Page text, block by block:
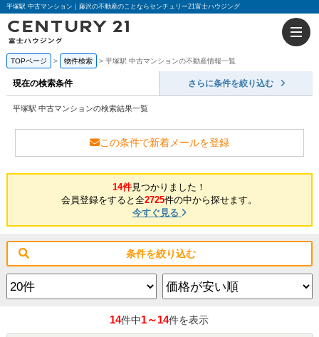
平塚駅 中古マンション｜藤沢の不動産のことならセンチュリー21富士ハウジング
TOPページ 物件検索 平塚駅 中古マンションの不動産情報一覧
現在の検索条件 さらに条件を絞り込む
平塚駅 中古マンションの検索結果一覧
この条件で新着メールを登録
14件見つかりました！
会員登録をすると全2725件の中から探せます。
今すぐ見る
条件を絞り込む
14件中1～14件を表示